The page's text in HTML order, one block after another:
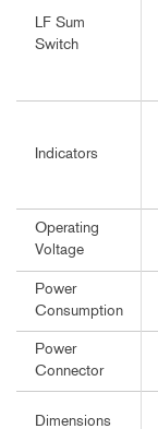
LF Sum
Switch
Indicators
Operating
Voltage
Power
Consumption
Power
Connector
Dimensions